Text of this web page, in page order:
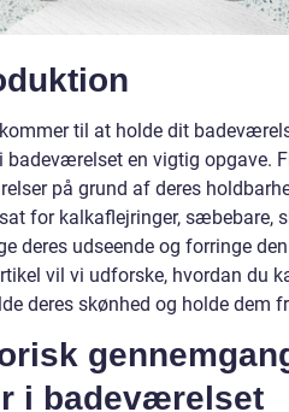
til at holde dit
badeværelset en vigtig opgave.
på grund af deres
for kalkaflejringer, sæbebare,
deres udseende og forringe
vil vi udforske, hvordan du
deres skønhed og holde dem
i badeværelset